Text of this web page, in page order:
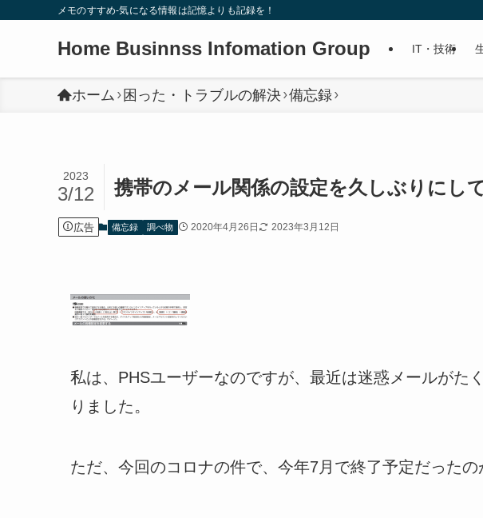
メモのすすめ-気になる情報は記憶よりも記録を！
Home Businnss Infomation Group IT・技術
ホーム 困った・トラブルの解決 備忘録
携帯のメール関係の設定を久しぶりにし
2023
3/12
広告 備忘録 調べ物 2020年4月26日 2023年3月12日
私は、PHSユーザーなのですが、最近は迷惑メールがた
りました。
ただ、今回のコロナの件で、今年7月で終了予定だったの